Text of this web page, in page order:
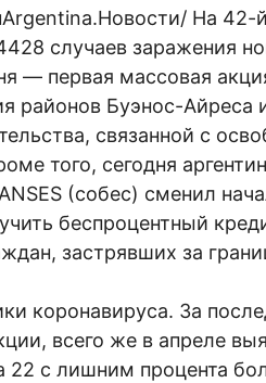
На 42-
случаев заражения
— первая массовая
районов Буэнос-
связанной с
того, сегодня
(собес) сменил
беспроцентный
застрявших за
коронавируса. За
всего же в апреле
22 с лишним процента